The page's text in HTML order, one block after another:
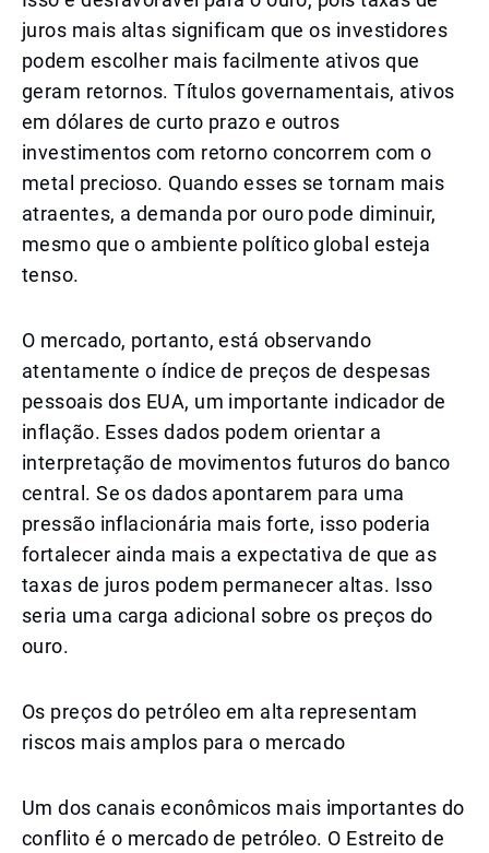
juros mais altas significam que os investidores
podem escolher mais facilmente ativos que
geram retornos. Títulos governamentais, ativos
em dólares de curto prazo e outros
investimentos com retorno concorrem com o
metal precioso. Quando esses se tornam mais
atraentes, a demanda por ouro pode diminuir,
mesmo que o ambiente político global esteja
tenso.
O mercado, portanto, está observando
atentamente o índice de preços de despesas
pessoais dos EUA, um importante indicador de
inflação. Esses dados podem orientar a
interpretação de movimentos futuros do banco
central. Se os dados apontarem para uma
pressão inflacionária mais forte, isso poderia
fortalecer ainda mais a expectativa de que as
taxas de juros podem permanecer altas. Isso
seria uma carga adicional sobre os preços do
ouro.
Os preços do petróleo em alta representam
riscos mais amplos para o mercado
Um dos canais econômicos mais importantes do
conflito é o mercado de petróleo. O Estreito de